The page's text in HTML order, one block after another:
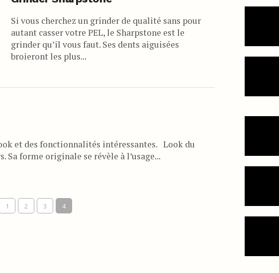
Si vous cherchez un grinder de qualité sans pour
autant casser votre PEL, le Sharpstone est le
grinder qu’il vous faut. Ses dents aiguisées
broieront les plus...
et des fonctionnalités intéressantes. Look du
Sa forme originale se révèle à l’usage...
1 2 3 4